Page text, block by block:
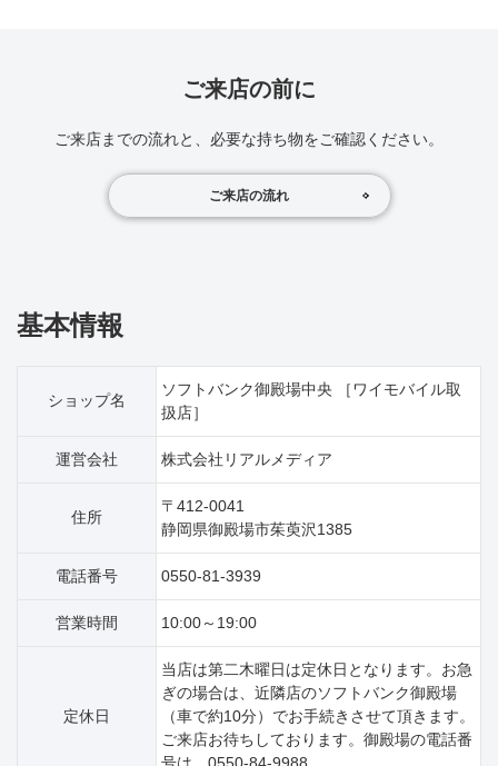
ご来店の前に
ご来店までの流れと、必要な持ち物をご確認ください。
ご来店の流れ
基本情報
ショップ名
ソフトバンク御殿場中央 ［ワイモバイル取
扱店］
運営会社 株式会社リアルメディア
住所
〒412-0041
静岡県御殿場市茱萸沢1385
電話番号 0550-81-3939
営業時間 10:00～19:00
定休日
当店は第二木曜日は定休日となります。お急
ぎの場合は、近隣店のソフトバンク御殿場
（車で約10分）でお手続きさせて頂きます。
ご来店お待ちしております。御殿場の電話番